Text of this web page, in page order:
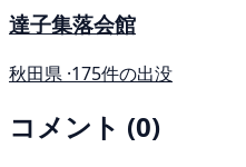
達子集落会館
秋田県 ·175件の出没
コメント (0)